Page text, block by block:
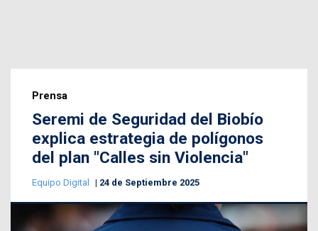
Prensa
Seremi de Seguridad del Biobío
explica estrategia de polígonos
del plan "Calles sin Violencia"
Equipo Digital 24 de Septiembre 2025